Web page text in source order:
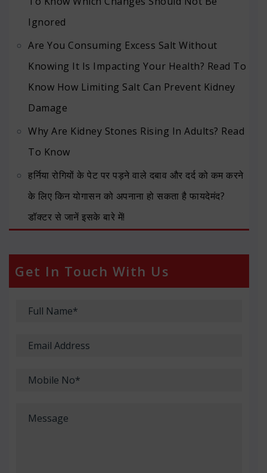
Ignored
Are You Consuming Excess Salt Without
Knowing It Is Impacting Your Health? Read To
Know How Limiting Salt Can Prevent Kidney
Damage
Why Are Kidney Stones Rising In Adults? Read
To Know
हर्निया रोगियों के पेट पर पड़ने वाले दबाव और दर्द को कम करने
के लिए किन योगासन को अपनाना हो सकता है फायदेमंद?
डॉक्टर से जानें इसके बारे में!
Get In Touch With Us